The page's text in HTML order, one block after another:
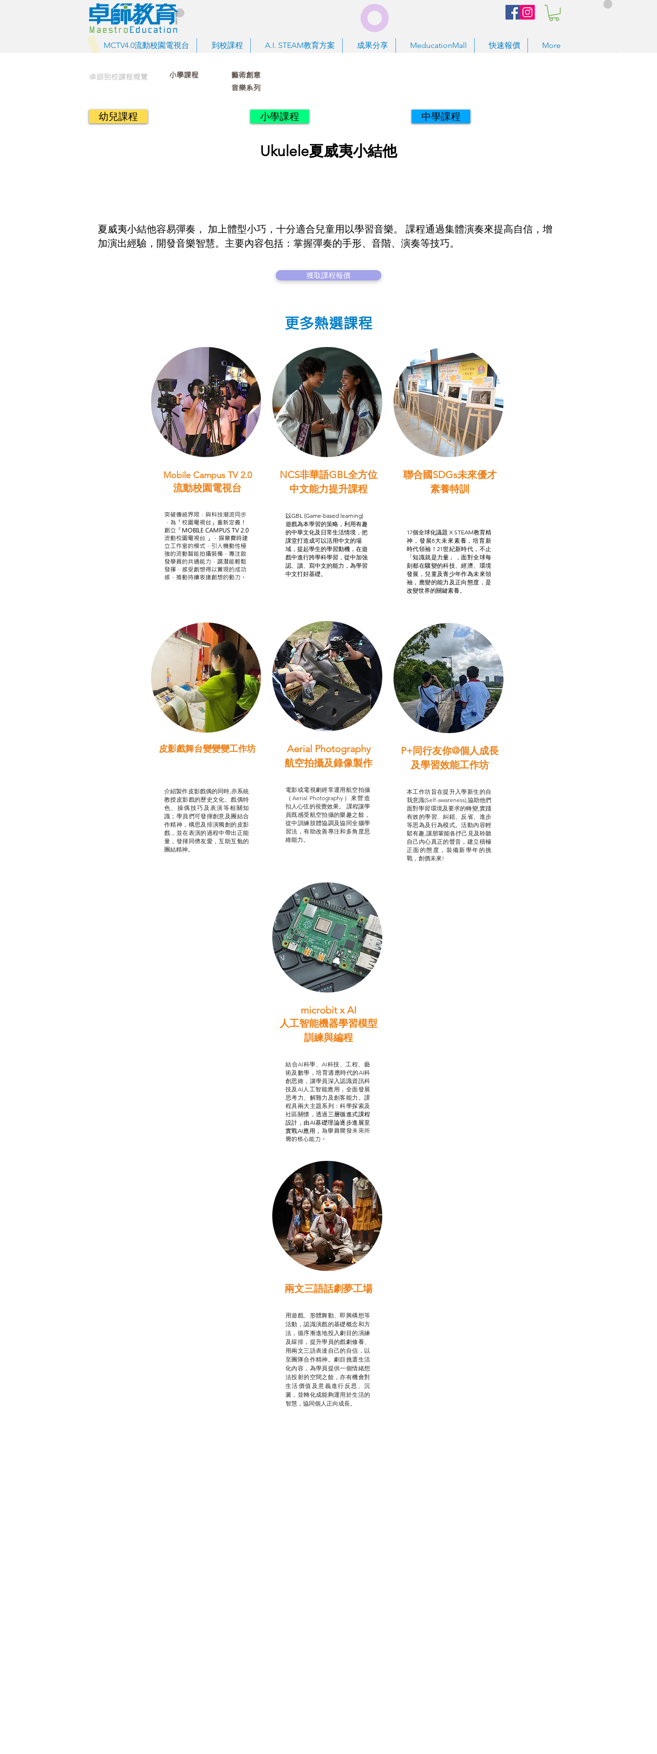
MCTV4.0流動校園電視台 到校課程 A.I. STEAM教育方案 成果分享 MeducationMall 快速報價 More
卓師到校課程概覽
小學課程
音樂系列
藝術創意
夏威夷小結他容易彈奏， 加上體型小巧，十分適合兒童用以學習音樂。 課程通過集體演奏來提高自信，增
加演出經驗，開發音樂智慧。主要內容包括：掌握彈奏的手形、音階、演奏等技巧。
獲取課程報價
幼兒課程 小學課程 中學課程
Ukulele夏威夷小結他
更多熱選課程
Mobile Campus TV 2.0
流動校園電視台
突破傳統界限，與科技潮流同步
，為「校園電視台」重新定義！
創立「MOBILE CAMPUS TV 2.0
流動校園電視台 」，摒棄費時建
立工作室的模式，引人機動性極
強的流動智能拍攝裝備，專注啟
發學員的共通能力，譔潛能輕鬆
發揮，感受創想得以實現的成功
感，推動持續表達創想的動力。
皮影戲舞台變變變工作坊
介紹製作皮影戲偶的同時,亦系統
教授皮影戲的歷史文化、戲偶特
色、操偶技巧及表演等相關知
識；學員們可發揮創意及團結合
作精神，構思及排演獨創的皮影
戲，並在表演的過程中帶出正能
量，發揮同儕友愛，互助互勉的
團結精神。
NCS非華語GBL全方位
中文能力提升課程
以GBL (Game-based learning)
遊戲為本學習的策略，利用有趣
的中華文化及日常生活情境，把
課堂打造成可以活用中文的場
域，提起學生的學習動機，在遊
戲中進行跨學科學習，從中加強
認、讀、寫中文的能力，為學習
中文打好基礎。
Aerial Photography
航空拍攝及錄像製作
電影或電視劇經常運用航空拍攝
（Aerial Photography）來營造
扣人心弦的視覺效果。 課程讓學
員既感受航空拍攝的樂趣之餘，
從中訓練肢體協調及協同全腦學
習法，有助改善專注和多角度思
維能力。
聯合國SDGs未來優才
素養特訓
17個全球化議題 X STEAM教育精
神，發展8大未來素養，培育新
時代領袖！21世紀新時代，不止
「知識就是力量」，面對全球每
刻都在驟變的科技、經濟、環境
發展，兒童及青少年作為未來領
袖，應變的能力及正向態度，是
改變世界的關鍵素養。
P+同行友你@個人成長
及學習效能工作坊
本工作坊旨在提升入學新生的自
我意識(Self-awareness),協助他們
面對學習環境及要求的轉變,實踐
有效的學習、糾錯、反省、進步
等思為及行為模式。活動內容輕
鬆有趣,讓朋輩能各抒己見及聆聽
自己內心真正的聲音，建立積極
正面的態度，裝備新學年的挑
戰，創價未來!
microbit x AI
人工智能機器學習模型
訓練與編程
結合AI科學、AI科技、工程、藝
術及數學，培育適應時代的AI科
創思維，讓學員深入認識資訊科
技及AI人工智能應用，全面發展
思考力、解難力及創客能力。課
程具兩大主題系列：科學探索及
社區關懷，透過 三層循進式課程
設計， 由AI基礎理論逐步進展至
實戰AI應用， 為學員開發未來所
需的核心能力。
兩文三語話劇夢工場
用遊戲、形體舞動、即興構想等
活動，認識演戲的基礎概念和方
法，循序漸進地投入劇目的演練
及綵排，提升學員的戲劇修養、
用兩文三語表達自己的自信，以
至團隊合作精神。劇目挑選生活
化內容，為學員提供一個情緒想
法投射的空間之餘，亦有機會對
生活價值及意義進行反思、沉
澱，並轉化成能夠運用於生活的
智慧，協同個人正向成長。